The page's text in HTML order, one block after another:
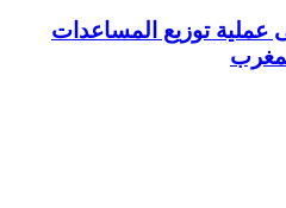
توزيع المساعدات